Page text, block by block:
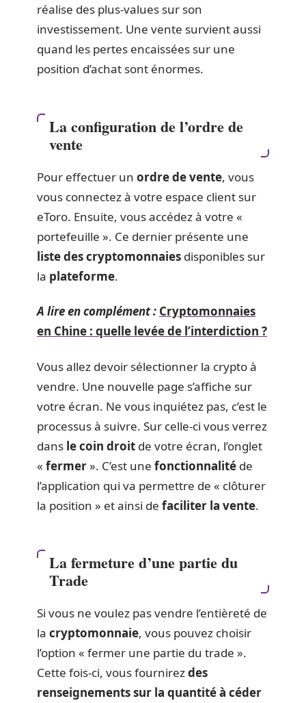
réalise des plus-values sur son
investissement. Une vente survient aussi
quand les pertes encaissées sur une
position d’achat sont énormes.
La configuration de l’ordre de
vente
Pour effectuer un ordre de vente, vous
vous connectez à votre espace client sur
eToro. Ensuite, vous accédez à votre «
portefeuille ». Ce dernier présente une
liste des cryptomonnaies disponibles sur
la plateforme.
A lire en complément : Cryptomonnaies
en Chine : quelle levée de l’interdiction ?
Vous allez devoir sélectionner la crypto à
vendre. Une nouvelle page s’affiche sur
votre écran. Ne vous inquiétez pas, c’est le
processus à suivre. Sur celle-ci vous verrez
dans le coin droit de votre écran, l’onglet
« fermer ». C’est une fonctionnalité de
l’application qui va permettre de « clôturer
la position » et ainsi de faciliter la vente.
La fermeture d’une partie du
Trade
Si vous ne voulez pas vendre l’entièreté de
la cryptomonnaie, vous pouvez choisir
l’option « fermer une partie du trade ».
Cette fois-ci, vous fournirezdes
renseignements sur la quantité à céder